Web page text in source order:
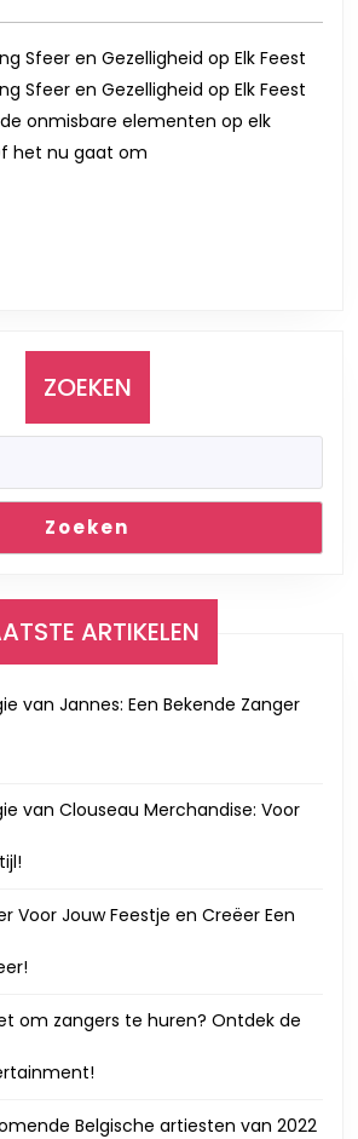
op
Elk
Sfeer en Gezelligheid op Elk Feest
Sfeer en Gezelligheid op Elk Feest
onmisbare elementen op elk
het nu gaat om
ZOEKEN
Zoeken
ARTIKELEN
van Jannes: Een Bekende Zanger
van Clouseau Merchandise: Voor
Voor Jouw Feestje en Creëer Een
om zangers te huren? Ontdek de
Belgische artiesten van 2022